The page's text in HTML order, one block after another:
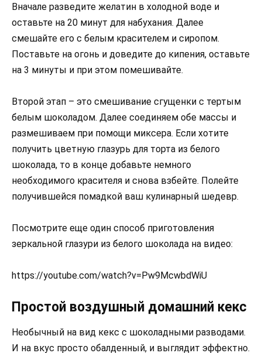
Вначале разведите желатин в холодной воде и
оставьте на 20 минут для набухания. Далее
смешайте его с белым красителем и сиропом.
Поставьте на огонь и доведите до кипения, оставьте
на 3 минуты и при этом помешивайте.
Второй этап – это смешивание сгущенки с тертым
белым шоколадом. Далее соединяем обе массы и
размешиваем при помощи миксера. Если хотите
получить цветную глазурь для торта из белого
шоколада, то в конце добавьте немного
необходимого красителя и снова взбейте. Полейте
получившейся помадкой ваш кулинарный шедевр.
Посмотрите еще один способ приготовления
зеркальной глазури из белого шоколада на видео:
https://youtube.com/watch?v=Pw9McwbdWiU
Простой воздушный домашний кекс
Необычный на вид кекс с шоколадными разводами.
И на вкус просто обалденный, и выглядит эффектно.